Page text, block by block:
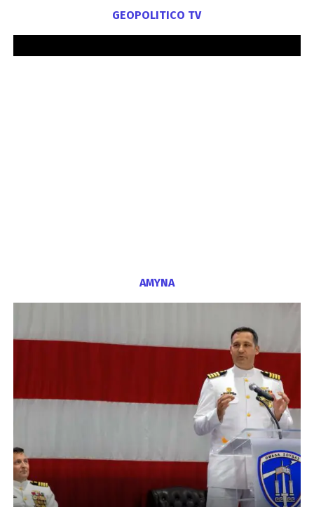
GEOPOLITICO TV
ΑΜΥΝΑ